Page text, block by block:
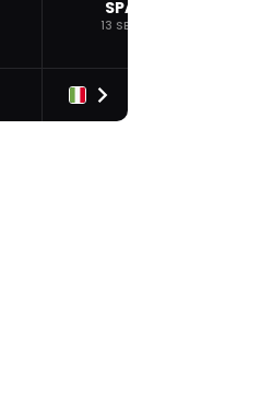
SPANJE
13 SEP. 2026